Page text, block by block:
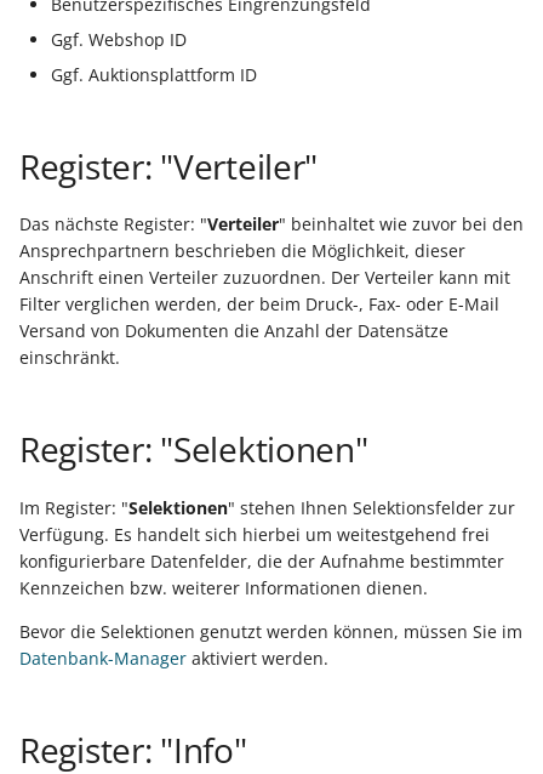
Ggf. Webshop ID
Ggf. Auktionsplattform ID
Register: "Verteiler"
Das nächste Register: "Verteiler" beinhaltet wie zuvor bei den
Ansprechpartnern beschrieben die Möglichkeit, dieser
Anschrift einen Verteiler zuzuordnen. Der Verteiler kann mit
Filter verglichen werden, der beim Druck-, Fax- oder E-Mail
Versand von Dokumenten die Anzahl der Datensätze
einschränkt.
Register: "Selektionen"
Im Register: "Selektionen" stehen Ihnen Selektionsfelder zur
Verfügung. Es handelt sich hierbei um weitestgehend frei
konfigurierbare Datenfelder, die der Aufnahme bestimmter
Kennzeichen bzw. weiterer Informationen dienen.
Bevor die Selektionen genutzt werden können, müssen Sie im
Datenbank-Manager aktiviert werden.
Register: "Info"
Regeln
Bezeichner für
Berechtigungsgruppen
Parameter für das
Rohstoffkurse
Mini-one-stop-shop
IST-Versteuerung in
Österreich
Eigene Abläufe definieren
Erfassungsvorlagen
Unterstützung für iCal- und
vCalendar-Dateien
Individuelle Schaubilder
Hyperlink-Unterstützung
ausführen
Position kopieren
Regel-Anweisungsart:
Befehl senden
Regel-Anweisungsart
erstellen / ändern /
Regel-Anweisungsart:
Feldzuweisungen
Regel-Anweisungsart:
Artikelvarianten: Artikel
Unterstützung allgemein
Freie Datenbank-
Tabellen
§ 25a
(D)
Grundpreis-Einheiten
Export und Import
anpassen
Betriebsaufgabe
(Insolvenzverfahren)
Firmenwagen-Rechner
GPSR -
nutzen
Buchungssatzerstellung in
der Kasse
Funktionen im
Kassenbondruck
Regeln
Kassenstand prüfen
(Vorgang)
und
(RKSV)
LCD-Kundendisplay für
Kassensysteme
Nullbeleg ausdrucken
Kasse